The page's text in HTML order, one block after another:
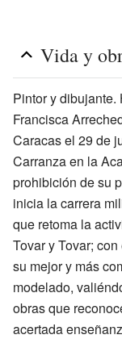
Vida y
Pintor y
Francisca
Caracas el 29 de
Carranza en la
prohibición de su
inicia la carrera
que retoma la
Tovar y Tovar;
su mejor y más
modelado,
obras que
acertada